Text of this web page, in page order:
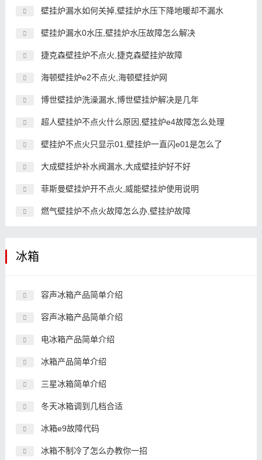
壁挂炉漏水如何关掉,壁挂炉水压下降地暖却不漏水
壁挂炉漏水0水压,壁挂炉水压故障怎么解决
捷克森壁挂炉不点火,捷克森壁挂炉故障
海顿壁挂炉e2不点火,海顿壁挂炉网
博世壁挂炉洗澡漏水,博世壁挂炉解决是几年
超人壁挂炉不点火什么原因,壁挂炉e4故障怎么处理
壁挂炉不点火只显示01,壁挂炉一直闪e01是怎么了
大成壁挂炉补水阀漏水,大成壁挂炉好不好
菲斯曼壁挂炉开不点火,威能壁挂炉使用说明
燃气壁挂炉不点火故障怎么办,壁挂炉故障
冰箱
容声冰箱产品简单介绍
容声冰箱产品简单介绍
电冰箱产品简单介绍
冰箱产品简单介绍
三星冰箱简单介绍
冬天冰箱调到几档合适
冰箱e9故障代码
冰箱不制冷了怎么办教你一招